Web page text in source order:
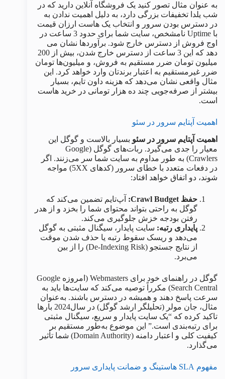
به عنوان مثال تصور کنید یک فروشگاه آنلاین دارید که در
شب یلدا تخفیفات بزرگی دارد، به دلیل اهمیت ندادن به
در دسترس بودن سرور و انتخاب یک هاست ارزان قیمت
با Uptime نامشخص، سایت شما برای حدود 3 ساعت در
اوج فروش از دسترس خارج شود. برآوردها نشان می
دهد که این 3 ساعت از دسترس خارج شدن، بیش از 200
میلیون تومان ضرر مستقیم به فروش، و میلیون‌ها تومان
ضرر غیرمستقیم به اعتبار برندتان وارد خواهد کرد. این
مثال واقعی نشان می‌دهد که هزینه داون‌ تایم، بسیار
بیشتر از صرفه‌جویی چند ده هزار تومانی در خرید هاست
است.
اهمیت آپتایم سرور در سئو
اهمیت آپتایم سرور در سئو بسیار بالاست و گوگل این
معیار را جدی می‌گیرد. ربات‌های گوگل (Google
Crawlers) به طور مداوم به سایت شما سر می‌زنند. اگر
در دفعات متعدد با خطای سرور (کدهای 5XX) مواجه
شوند، دو اتفاق خواهد افتاد:
حفظ Crawl Budget:
آپ‌تایم تضمین می‌کند که
گوگل به راحتی بتواند محتوای شما را بخزد و از هدر
رفتن بودجه خزش جلوگیری می‌کند.
پایداری رتبه: سایت پایدار، سیگنال مثبتی به گوگل
می‌دهد و ریسک سقوط رتبه یا حذف شدن موقت
از نتایج جستجو (De-Indexing Risk) را از بین
می‌برد.
گوگل در راهنمای خود برای Webmasters (امروزه Google
Search Central) مکرراً توصیه می‌کند که سایت‌ها باید به
سرعت پاسخ دهند و همیشه در دسترس باشند. به‌عنوان
مثال، جان مولر (تحلیلگر ارشد گوگل) در سال2024 بارها
تاکید کرده که “یک سایت پایدار و سریع، سیگنال مثبتی
برای رتبه‌بندی است.” این موضوع به‌طور مستقیم بر
کیفیت کلی و اعتبار دامنه (Domain Authority) شما تأثیر
می‌گذارد.
مفهوم SLA هاستینگ و ضمانت پایداری سرور